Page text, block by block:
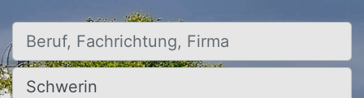
Beruf, Fachrichtung, Firma
Ort, Stadt